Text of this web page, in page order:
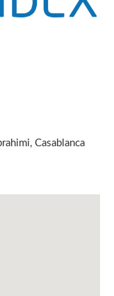
Casablanca